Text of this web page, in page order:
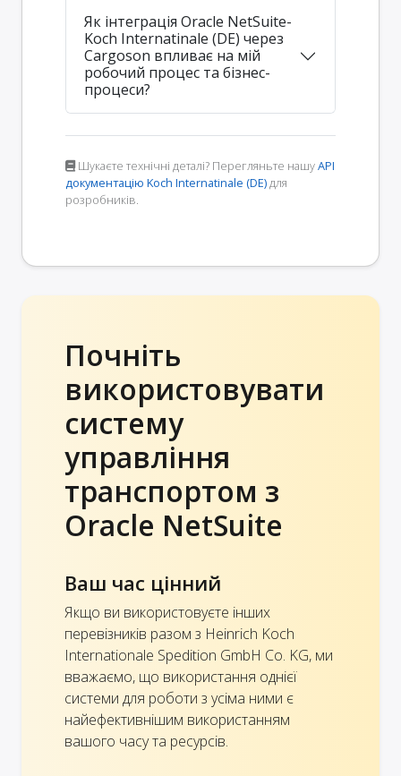
Як інтеграція Oracle NetSuite-
Koch Internatinale (DE) через
Cargoson впливає на мій
робочий процес та бізнес-
процеси?
Шукаєте технічні деталі? Перегляньте нашуAPI
документацію Koch Internatinale (DE)для
розробників.
Почніть
використовувати
систему
управління
транспортом з
Oracle NetSuite
Ваш час цінний
Якщо ви використовуєте інших
перевізників разом з Heinrich Koch
Internationale Spedition GmbH Co. KG, ми
вважаємо, що використання однієї
системи для роботи з усіма ними є
найефективнішим використанням
вашого часу та ресурсів.